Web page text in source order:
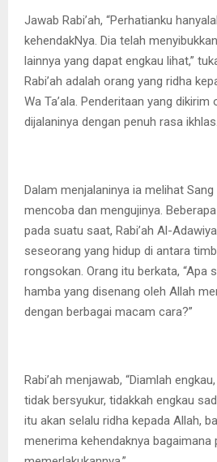
Jawab Rabi’ah, “Perhatianku
kehendakNya. Dia telah
lainnya yang dapat engkau lihat,”
Rabi’ah adalah orang yang ridha
Wa Ta’ala. Penderitaan yang
dijalaninya dengan penuh rasa ikhlas.
Dalam menjalaninya ia melihat
mencoba dan mengujinya.
pada suatu saat, Rabi’ah Al-
seseorang yang hidup di antara
rongsokan. Orang itu berkata, “Apa
hamba yang disenang oleh Allah
dengan berbagai macam cara?”
Rabi’ah menjawab, “Diamlah
tidak bersyukur, tidakkah engkau
itu akan selalu ridha kepada Allah,
menerima kehendaknya bagaimana